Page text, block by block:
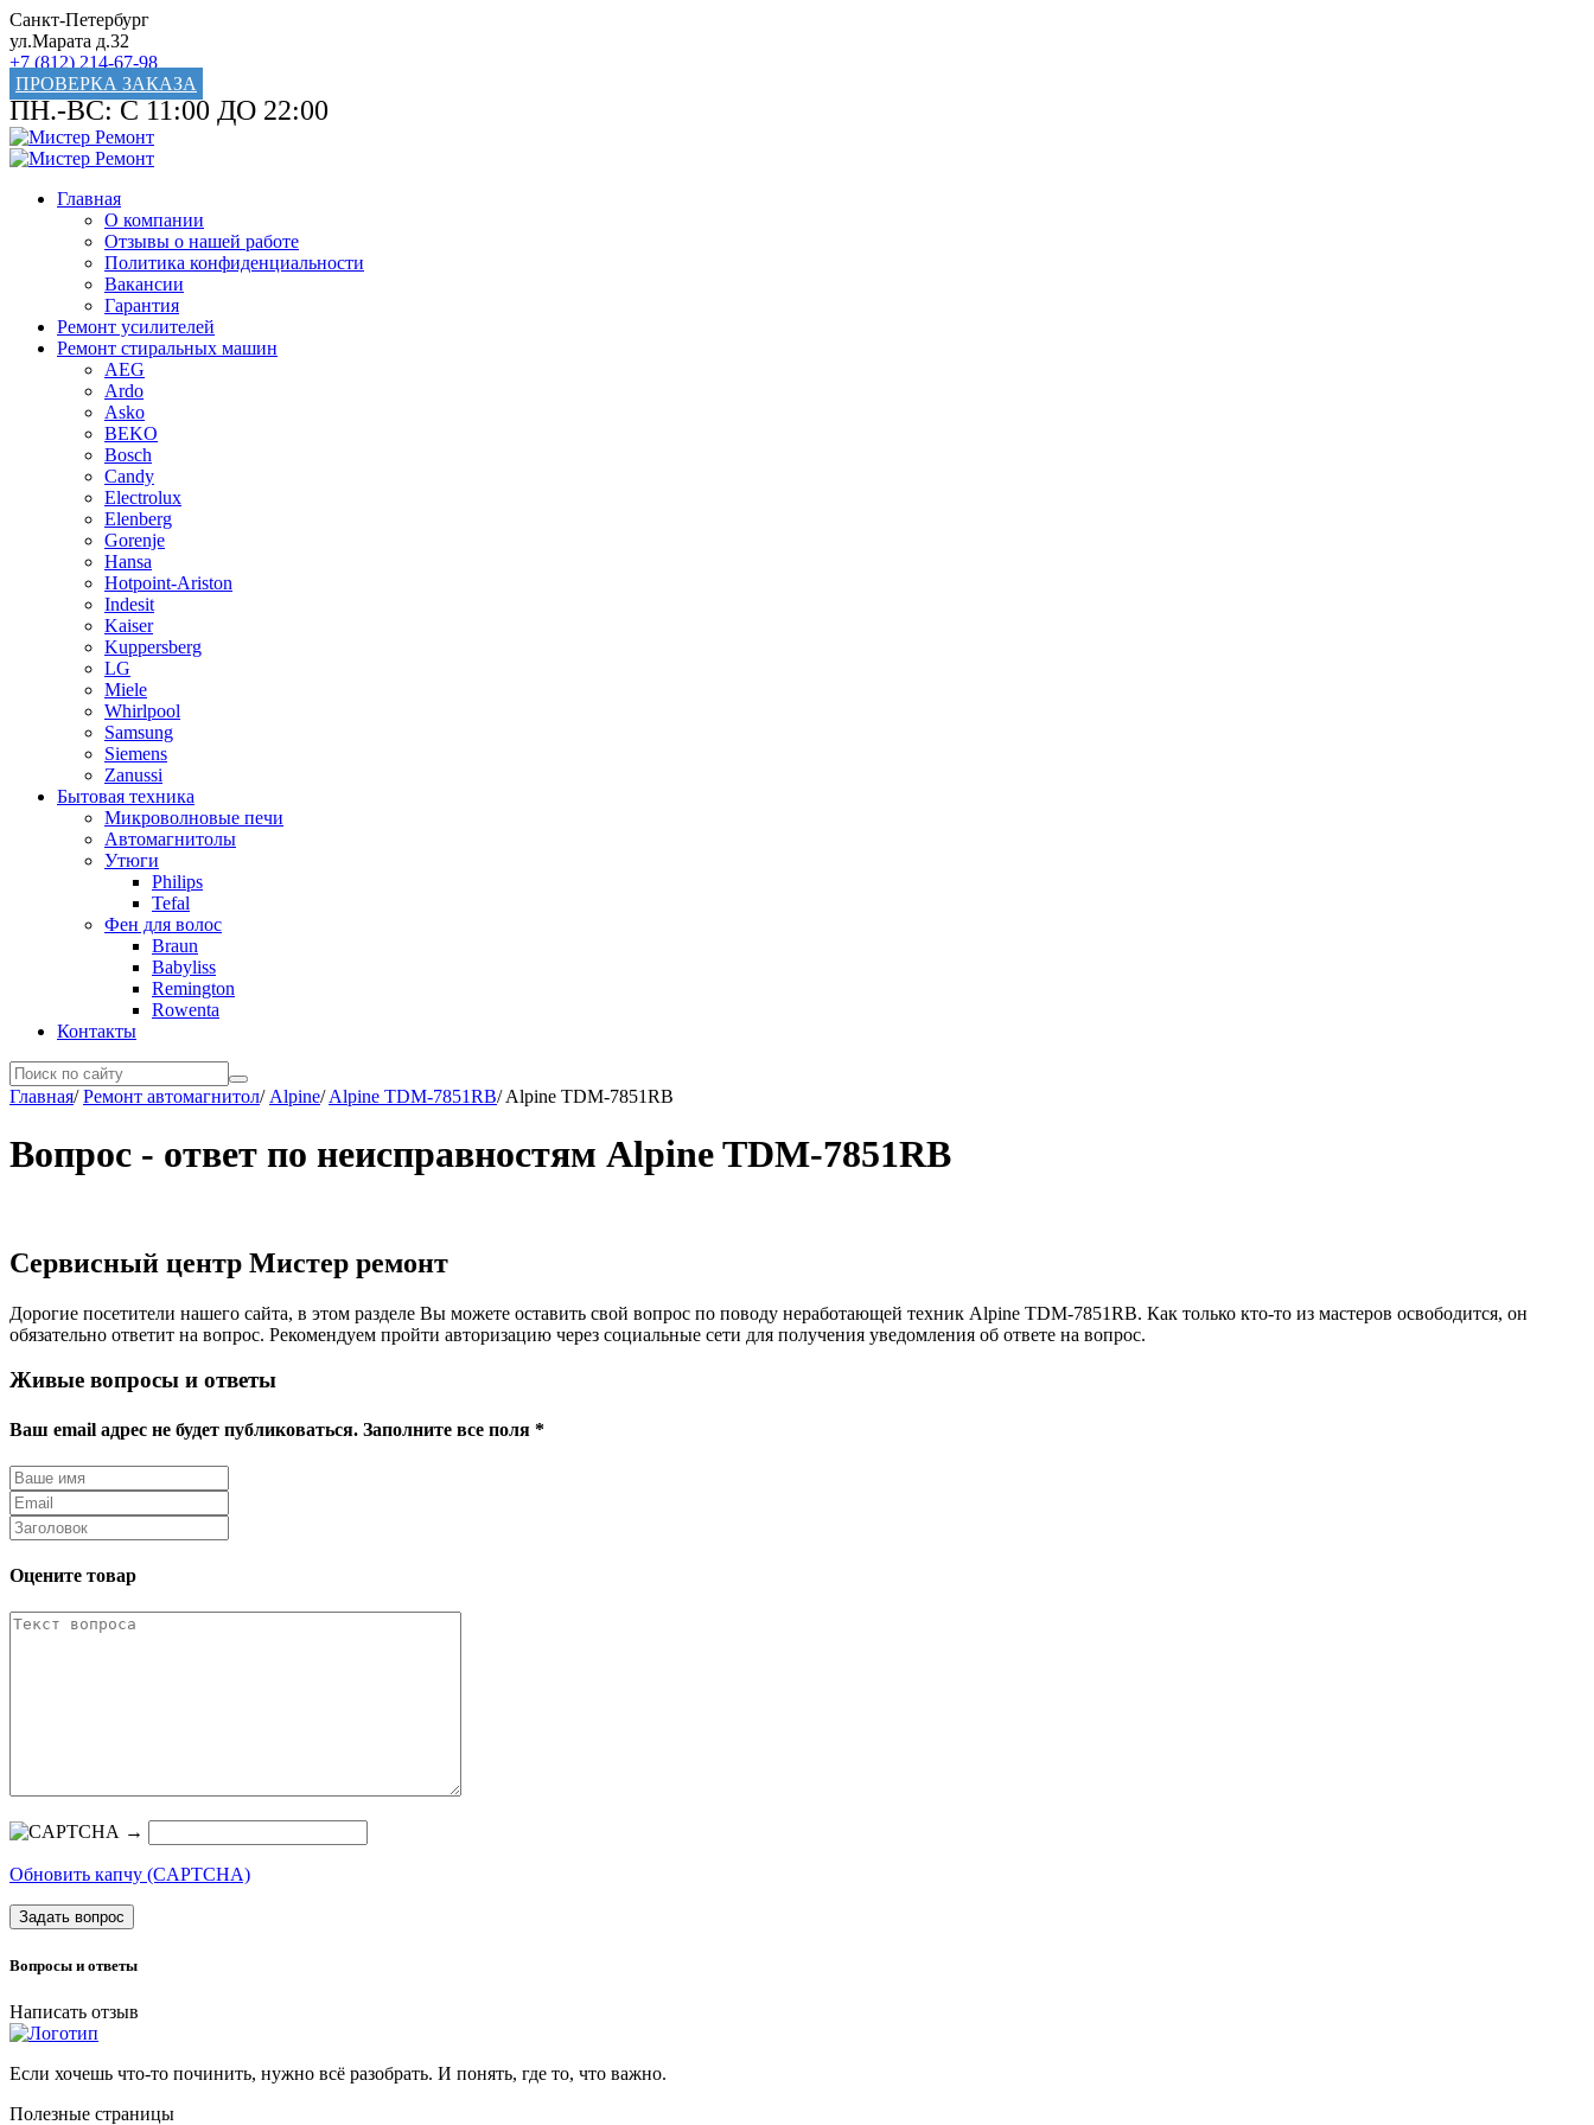
Санкт-Петербург
ул.Марата д.32
+7 (812) 214-67-98
ПРОВЕРКА ЗАКАЗА
ПН.-ВС: С 11:00 ДО 22:00
Главная
О компании
Отзывы о нашей работе
Политика конфиденциальности
Вакансии
Гарантия
Ремонт усилителей
Ремонт стиральных машин
AEG
Ardo
Asko
BEKO
Bosch
Candy
Electrolux
Elenberg
Gorenje
Hansa
Hotpoint-Ariston
Indesit
Kaiser
Kuppersberg
LG
Miele
Whirlpool
Samsung
Siemens
Zanussi
Бытовая техника
Микроволновые печи
Автомагнитолы
Утюги
Philips
Tefal
Фен для волос
Braun
Babyliss
Remington
Rowenta
Контакты
Главная/Ремонт автомагнитол/ Alpine/Alpine TDM-7851RB/Alpine TDM-7851RB
Вопрос - ответ по неисправностям Alpine TDM-7851RB
Сервисный центр Мистер ремонт
Дорогие посетители нашего сайта, в этом разделе Вы можете оставить свой вопрос по поводу неработающей техник Alpine TDM-7851RB. Как только кто-то из мастеров освободится, он
обязательно ответит на вопрос. Рекомендуем пройти авторизацию через социальные сети для получения уведомления об ответе на вопрос.
Живые вопросы и ответы
Ваш email адрес не будет публиковаться. Заполните все поля *
Оцените товар
→
Обновить капчу (CAPTCHA)
Задать вопрос
Вопросы и ответы
Написать отзыв
Если хочешь что-то починить, нужно всё разобрать. И понять, где то, что важно.
Полезные страницы